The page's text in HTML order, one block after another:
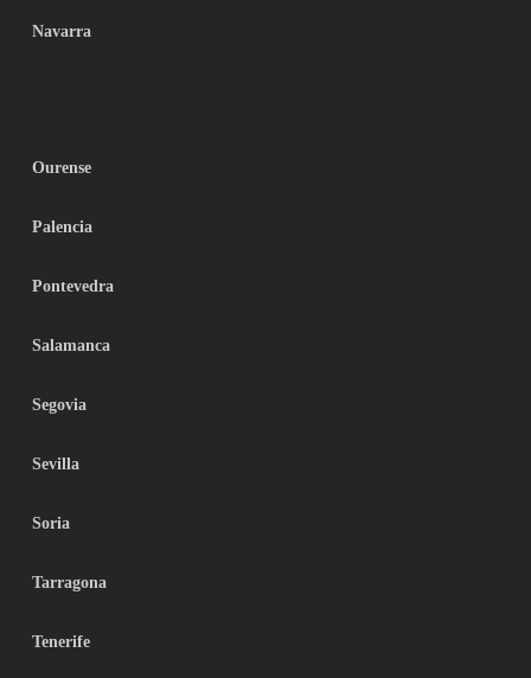
Navarra
Ourense
Palencia
Pontevedra
Salamanca
Segovia
Sevilla
Soria
Tarragona
Tenerife